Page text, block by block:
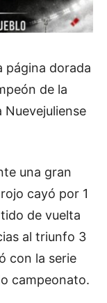
página dorada
de la
una gran
cayó por 1
de vuelta
al triunfo 3
con la serie
campeonato.